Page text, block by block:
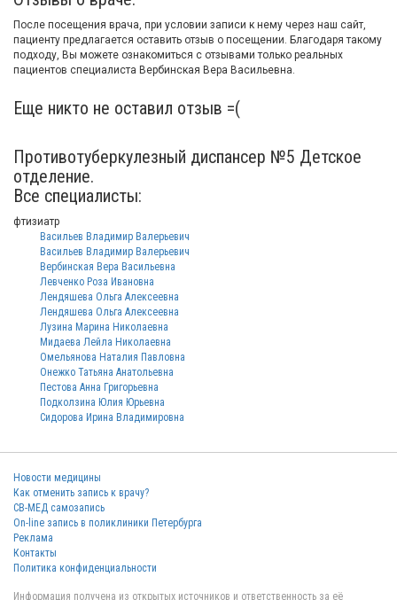
После посещения врача, при условии записи к нему через наш сайт,
пациенту предлагается оставить отзыв о посещении. Благодаря такому
подходу, Вы можете ознакомиться с отзывами только реальных
пациентов специалиста Вербинская Вера Васильевна.
Еще никто не оставил отзыв =(
Противотуберкулезный диспансер №5 Детское
отделение.
Все специалисты:
фтизиатр
Васильев Владимир Валерьевич
Васильев Владимир Валерьевич
Вербинская Вера Васильевна
Левченко Роза Ивановна
Лендяшева Ольга Алексеевна
Лендяшева Ольга Алексеевна
Лузина Марина Николаевна
Мидаева Лейла Николаевна
Омельянова Наталия Павловна
Онежко Татьяна Анатольевна
Пестова Анна Григорьевна
Подколзина Юлия Юрьевна
Сидорова Ирина Владимировна
Новости медицины
Как отменить запись к врачу?
СВ-МЕД самозапись
On-line запись в поликлиники Петербурга
Реклама
Контакты
Политика конфиденциальности
Информация получена из открытых источников и ответственность за её